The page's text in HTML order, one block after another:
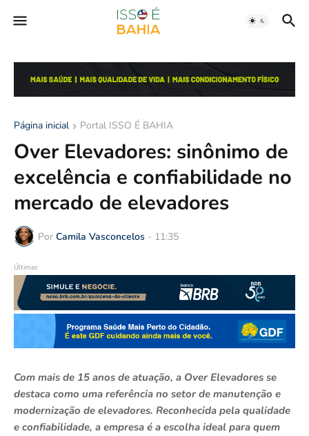
Página inicial Portal ISSO É BAHIA
Over Elevadores: sinônimo de
excelência e confiabilidade no
mercado de elevadores
Por Camila Vasconcelos - 11:35
Últimas
Com mais de 15 anos de atuação, a Over Elevadores se
destaca como uma referência no setor de manutenção e
modernização de elevadores. Reconhecida pela qualidade
e confiabilidade, a empresa é a escolha ideal para quem